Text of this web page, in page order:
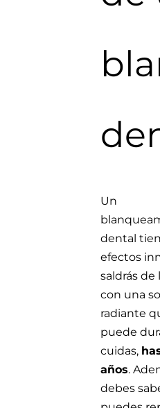
Un
dental
efectos
saldrás de
con una
radiante
puede
cuidas,
años.
debes